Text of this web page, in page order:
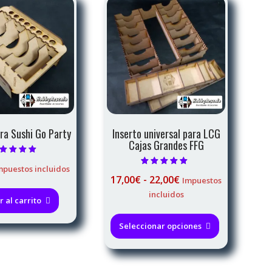
Sushi Go Party
5.00
de 5
incluidos
al carrito
Inserto universal para LCG
Cajas Grandes FFG
5.00
de 5
17,00€ - 22,00€Rango
de
17,00€
hasta
22,00€
Impuestos
incluidos
Seleccionar opciones
tiene
múltiples
variantes.